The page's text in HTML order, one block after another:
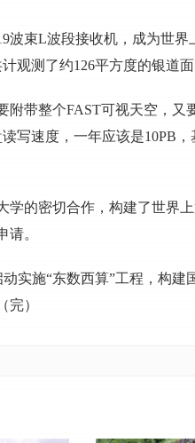
波束L波段接收机，成为世界
观测了约126平方度的银道面
带整个FAST可视天空，又
写速度，一年应该是10PB
学的密切合作，构建了世界
请。
实施“东数西算”工程，构建
完）